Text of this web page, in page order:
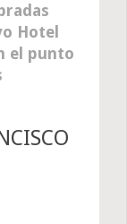
Hotel
el punto